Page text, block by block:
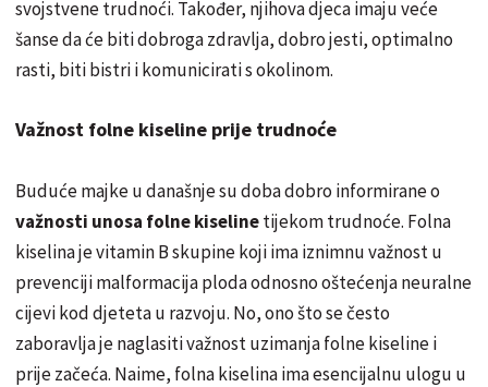
svojstvene trudnoći. Također, njihova djeca imaju veće
šanse da će biti dobroga zdravlja, dobro jesti, optimalno
rasti, biti bistri i komunicirati s okolinom.
Važnost folne kiseline prije trudnoće
Buduće majke u današnje su doba dobro informirane o
važnosti unosa folne kiselinetijekom trudnoće. Folna
kiselina je vitamin B skupine koji ima iznimnu važnost u
prevenciji malformacija ploda odnosno oštećenja neuralne
cijevi kod djeteta u razvoju. No, ono što se često
zaboravlja je naglasiti važnost uzimanja folne kiseline i
prije začeća. Naime, folna kiselina ima esencijalnu ulogu u